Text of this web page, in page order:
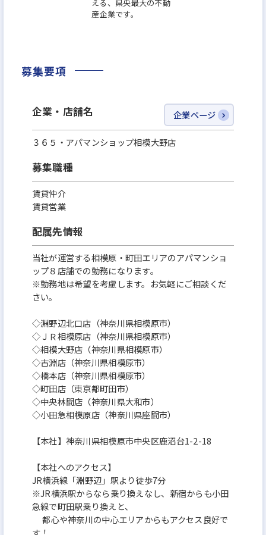
える、県央最大の不動
産企業です。
募集要項
企業・店舗名 企業ページ
３６５・アパマンショップ相模大野店
募集職種
賃貸仲介
賃貸営業
配属先情報
当社が運営する相模原・町田エリアのアパマンショ
ップ８店舗での勤務になります。
※勤務地は希望を考慮します。お気軽にご相談くだ
さい。
◇淵野辺北口店（神奈川県相模原市）
◇ＪＲ相模原店（神奈川県相模原市）
◇相模大野店（神奈川県相模原市）
◇古淵店（神奈川県相模原市）
◇橋本店（神奈川県相模原市）
◇町田店（東京都町田市）
◇中央林間店（神奈川県大和市）
◇小田急相模原店（神奈川県座間市）
【本社】神奈川県相模原市中央区鹿沼台1-2-18
【本社へのアクセス】
JR横浜線「淵野辺」駅より徒歩7分
※JR横浜駅からなら乗り換えなし、新宿からも小田
急線で町田駅乗り換えと、
都心や神奈川の中心エリアからもアクセス良好で